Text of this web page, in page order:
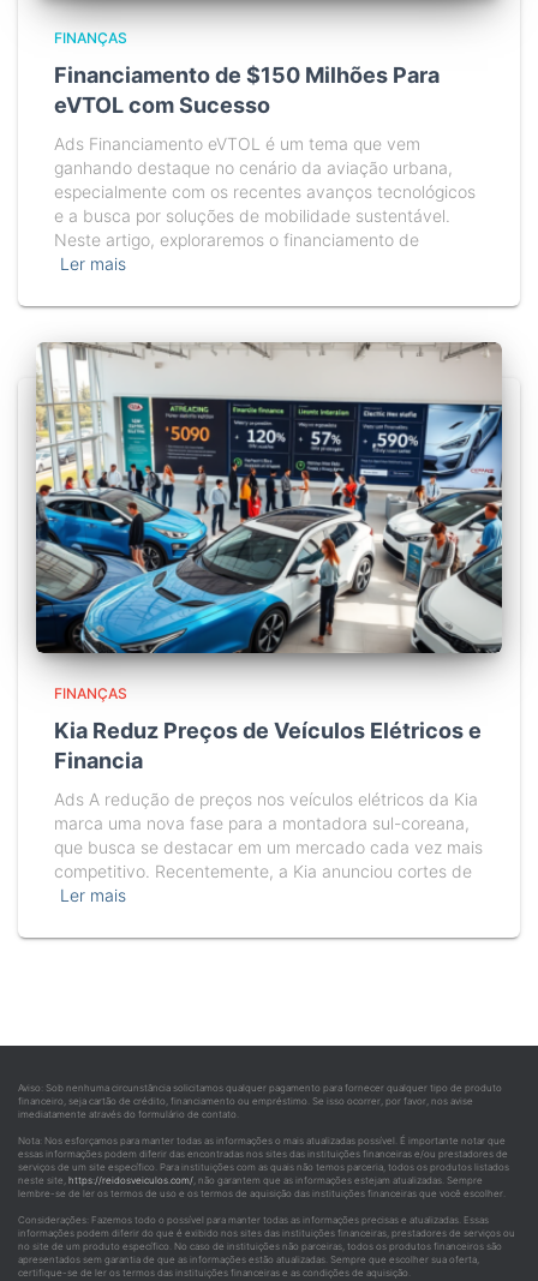
FINANÇAS
Financiamento de $150 Milhões Para
eVTOL com Sucesso
Ads Financiamento eVTOL é um tema que vem
ganhando destaque no cenário da aviação urbana,
especialmente com os recentes avanços tecnológicos
e a busca por soluções de mobilidade sustentável.
Neste artigo, exploraremos o financiamento de
Ler mais
FINANÇAS
Kia Reduz Preços de Veículos Elétricos e
Financia
Ads A redução de preços nos veículos elétricos da Kia
marca uma nova fase para a montadora sul-coreana,
que busca se destacar em um mercado cada vez mais
competitivo. Recentemente, a Kia anunciou cortes de
Ler mais
Aviso: Sob nenhuma circunstância solicitamos qualquer pagamento para fornecer qualquer tipo de produto
financeiro, seja cartão de crédito, financiamento ou empréstimo. Se isso ocorrer, por favor, nos avise
imediatamente através do formulário de contato.
Nota: Nos esforçamos para manter todas as informações o mais atualizadas possível. É importante notar que
essas informações podem diferir das encontradas nos sites das instituições financeiras e/ou prestadores de
serviços de um site específico. Para instituições com as quais não temos parceria, todos os produtos listados
neste site, https://reidosveiculos.com/, não garantem que as informações estejam atualizadas. Sempre
lembre-se de ler os termos de uso e os termos de aquisição das instituições financeiras que você escolher.
Considerações: Fazemos todo o possível para manter todas as informações precisas e atualizadas. Essas
informações podem diferir do que é exibido nos sites das instituições financeiras, prestadores de serviços ou
no site de um produto específico. No caso de instituições não parceiras, todos os produtos financeiros são
apresentados sem garantia de que as informações estão atualizadas. Sempre que escolher sua oferta,
certifique-se de ler os termos das instituições financeiras e as condições de aquisição.